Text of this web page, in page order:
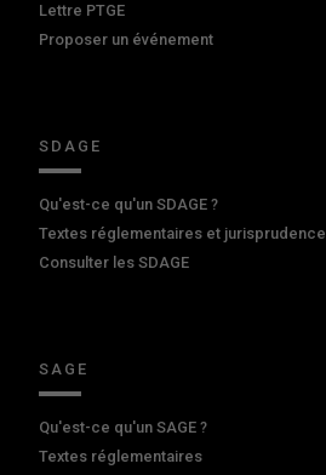
Lettre PTGE
Proposer un événement
SDAGE
Qu'est-ce qu'un SDAGE ?
Textes réglementaires et jurisprudence
Consulter les SDAGE
SAGE
Qu'est-ce qu'un SAGE ?
Textes réglementaires